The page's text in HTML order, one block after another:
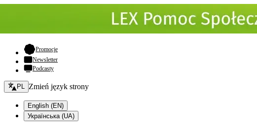
Promocje- otwiera się w nowej karcie
Newsletter
Podcasty
Zmień język - bieżący:
PL Zmień język strony
English (EN)
Українська (UA)